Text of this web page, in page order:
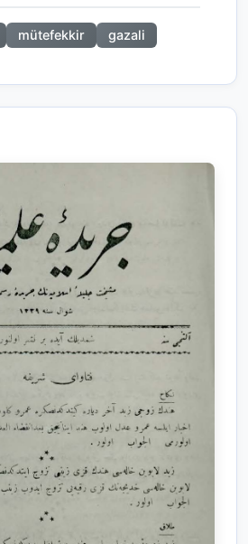
mütefekkir gazali